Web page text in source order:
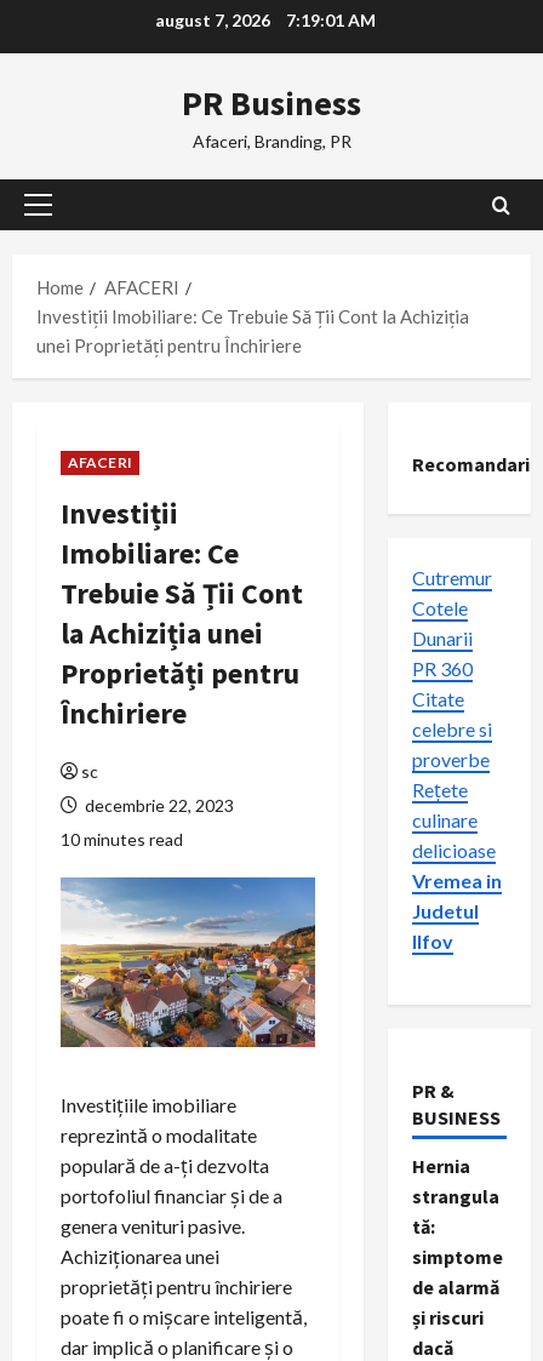
august 7, 2026 7:19:02 AM
PR Business
Afaceri, Branding, PR
Primary
Home
AFACERI
Investiții Imobiliare: Ce Trebuie Să Ții Cont la Achiziția
unei Proprietăți pentru Închiriere
AFACERI
Investiții
Imobiliare: Ce
Trebuie Să Ții Cont
la Achiziția unei
Proprietăți pentru
Închiriere
sc
decembrie 22, 2023
10 minutes read
Investițiile imobiliare
reprezintă o modalitate
populară de a-ți dezvolta
portofoliul financiar și de a
genera venituri pasive.
Achiziționarea unei
proprietăți pentru închiriere
poate fi o mișcare inteligentă,
dar implică o planificare și o
Recomandari
Cutremur
Cotele
Dunarii
PR 360
Citate
celebre si
proverbe
Rețete
culinare
delicioase
Vremea in
Judetul
Ilfov
PR &
BUSINESS
Hernia
strangula
tă:
simptome
de alarmă
și riscuri
dacă